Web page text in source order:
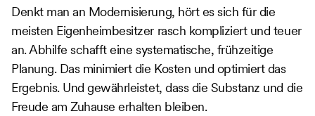
Denkt man an Modernisierung, hört es sich für die
meisten Eigenheimbesitzer rasch kompliziert und teuer
an. Abhilfe schafft eine systematische, frühzeitige
Planung. Das minimiert die Kosten und optimiert das
Ergebnis. Und gewährleistet, dass die Substanz und die
Freude am Zuhause erhalten bleiben.